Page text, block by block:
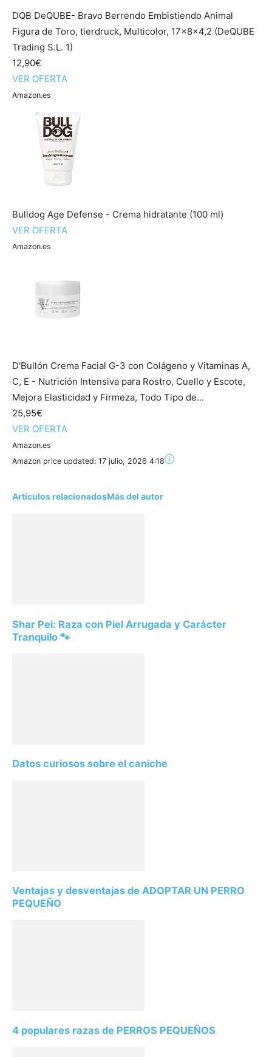
DQB DeQUBE- Bravo Berrendo Embistiendo Animal
Figura de Toro, tierdruck, Multicolor, 17x8x4,2 (DeQUBE
Trading S.L. 1)
12,90€
VER OFERTA
Amazon.es
Bulldog Age Defense - Crema hidratante (100 ml)
VER OFERTA
Amazon.es
D'Bullón Crema Facial G-3 con Colágeno y Vitaminas A,
C, E - Nutrición Intensiva para Rostro, Cuello y Escote,
Mejora Elasticidad y Firmeza, Todo Tipo de...
25,95€
VER OFERTA
Amazon.es
Amazon price updated: 17 julio, 2026 4:18
Artículos relacionadosMás del autor
Shar Pei: Raza con Piel Arrugada y Carácter
Tranquilo 🐾
Datos curiosos sobre el caniche
Ventajas y desventajas de ADOPTAR UN PERRO
PEQUEÑO
4 populares razas de PERROS PEQUEÑOS